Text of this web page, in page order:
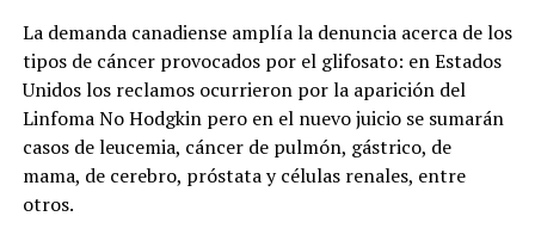
La demanda canadiense amplía la denuncia acerca de los
tipos de cáncer provocados por el glifosato: en Estados
Unidos los reclamos ocurrieron por la aparición del
Linfoma No Hodgkin pero en el nuevo juicio se sumarán
casos de leucemia, cáncer de pulmón, gástrico, de
mama, de cerebro, próstata y células renales, entre
otros.